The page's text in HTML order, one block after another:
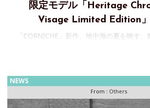
限定モデル「Heritage
Visage Limited Edition
「CORNICHE」新作、地中海の夏を映す
発売株式会社ビヨンクールが運営するファ
NEWS
From : Others